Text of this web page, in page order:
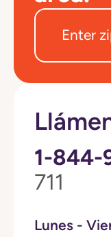
1-844-
711
Lunes -